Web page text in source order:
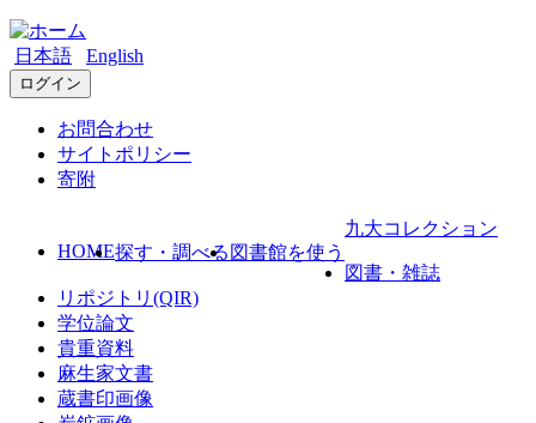
日本語 English
ログイン
お問合わせ
サイトポリシー
寄附
HOME探す・調べる 図書館を使う
九大コレクション
図書・雑誌
リポジトリ(QIR)
学位論文
貴重資料
麻生家文書
蔵書印画像